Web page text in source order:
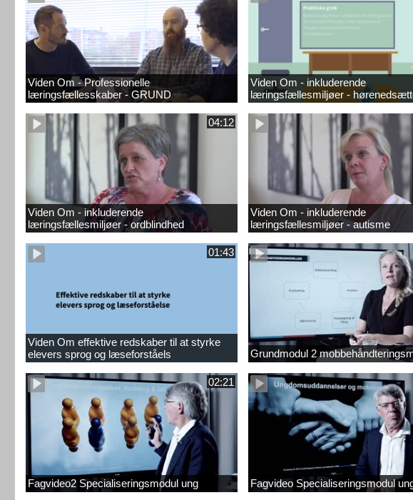
Viden Om - Professionelle
læringsfællesskaber - GRUND
Viden Om - inkluderende
læringsfællesmiljøer -
04:12
Viden Om - inkluderende
læringsfællesmiljøer - ordblindhed
Viden Om - inkluderende
læringsfællesmiljøer - autisme
01:43
Viden Om effektive redskaber til at styrke
elevers sprog og læseforståels
Grundmodul 2
02:21
Fagvideo2 Specialiseringsmodul ung Fagvideo Specialiseringsmodul